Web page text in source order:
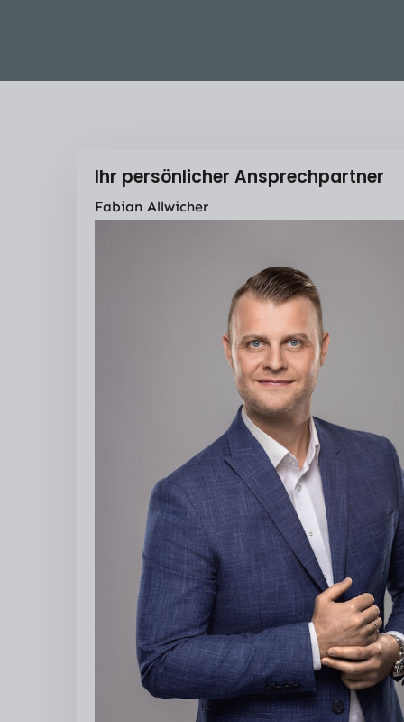
Ihr persönlicher Ansprechpartner
Fabian Allwicher